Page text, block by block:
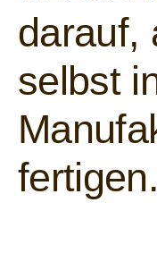
darauf,
selbst
fertigen.